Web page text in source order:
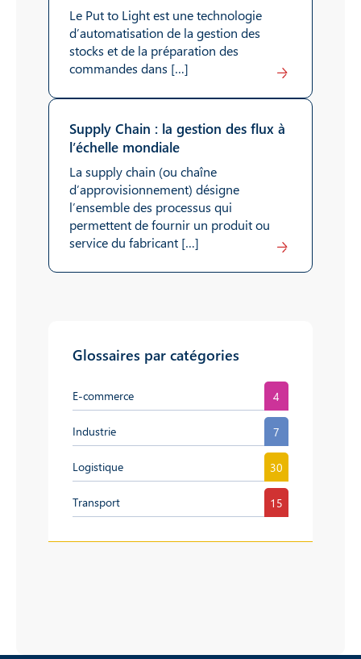
Le Put to Light est une technologie
d’automatisation de la gestion des
stocks et de la préparation des
commandes dans […]
Lire
Supply Chain : la gestion des flux à
l’échelle mondiale
La supply chain (ou chaîne
d’approvisionnement) désigne
l’ensemble des processus qui
permettent de fournir un produit ou
service du fabricant […]
Lire
Glossaires par catégories
E-commerce 4
Industrie 7
Logistique 30
Transport 15